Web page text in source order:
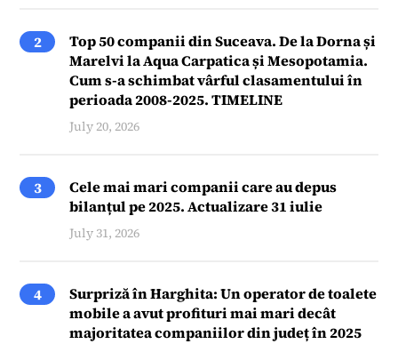
2
Top 50 companii din Suceava. De la Dorna și
Marelvi la Aqua Carpatica și Mesopotamia.
Cum s-a schimbat vârful clasamentului în
perioada 2008-2025. TIMELINE
July 20, 2026
3
Cele mai mari companii care au depus
bilanțul pe 2025. Actualizare 31 iulie
July 31, 2026
4
Surpriză în Harghita: Un operator de toalete
mobile a avut profituri mai mari decât
majoritatea companiilor din județ în 2025